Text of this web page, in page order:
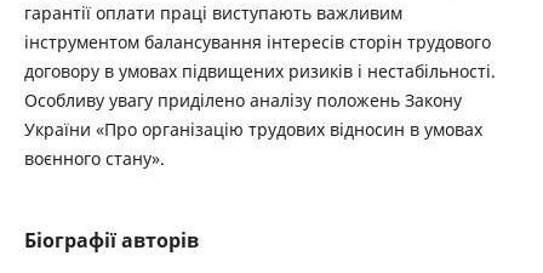
гарантії оплати праці виступають важливим
інструментом балансування інтересів сторін трудового
договору в умовах підвищених ризиків і нестабільності.
Особливу увагу приділено аналізу положень Закону
України «Про організацію трудових відносин в умовах
воєнного стану».
Біографії авторів